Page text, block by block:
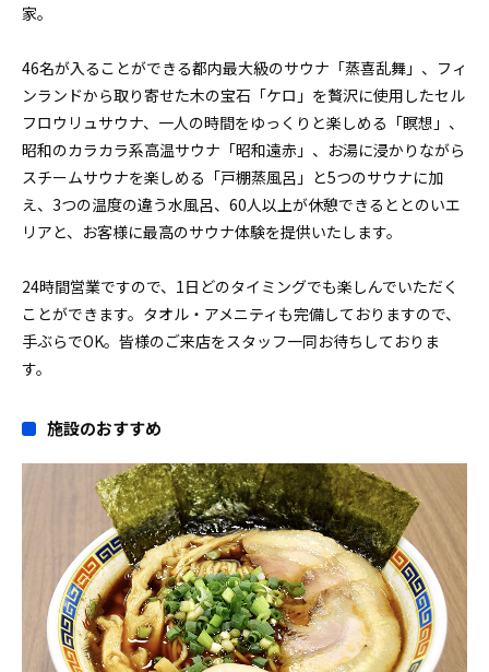
家。
46名が入ることができる都内最大級のサウナ「蒸喜乱舞」、フィ
ンランドから取り寄せた木の宝石「ケロ」を贅沢に使用したセル
フロウリュサウナ、一人の時間をゆっくりと楽しめる「瞑想」、
昭和のカラカラ系高温サウナ「昭和遠赤」、お湯に浸かりながら
スチームサウナを楽しめる「戸棚蒸風呂」と5つのサウナに加
え、3つの温度の違う水風呂、60人以上が休憩できるととのいエ
リアと、お客様に最高のサウナ体験を提供いたします。
24時間営業ですので、1日どのタイミングでも楽しんでいただく
ことができます。タオル・アメニティも完備しておりますので、
手ぶらでOK。皆様のご来店をスタッフ一同お待ちしておりま
す。
施設のおすすめ